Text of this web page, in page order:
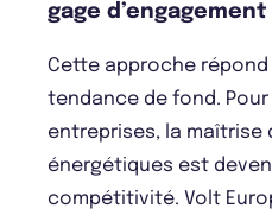
gage
Cette approche
tendance de fond.
entreprises, la maîtrise
énergétiques est
compétitivité. Volt